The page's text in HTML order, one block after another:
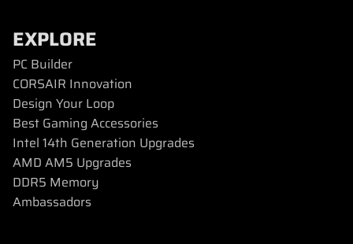
EXPLORE
PC Builder
CORSAIR Innovation
Design Your Loop
Best Gaming Accessories
Intel 14th Generation Upgrades
AMD AM5 Upgrades
DDR5 Memory
Ambassadors